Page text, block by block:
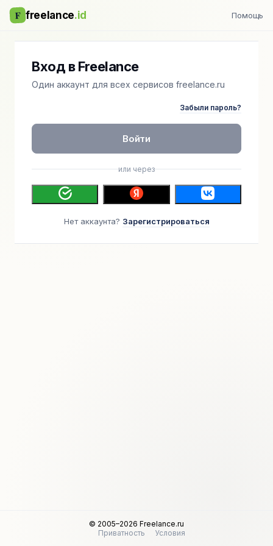
F freelance.id Помощь
Вход в Freelance
Один аккаунт для всех сервисов freelance.ru
Забыли пароль?
Войти
или через
Нет аккаунта? Зарегистрироваться
© 2005–2026 Freelance.ru
Приватность
Условия